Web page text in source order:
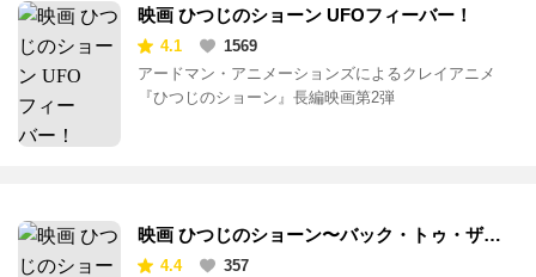
映画 ひつじのショーン UFOフィーバー！
4.1
1569
アードマン・アニメーションズによるクレイアニメ
『ひつじのショーン』長編映画第2弾
映画 ひつじのショーン〜バック・トゥ・ザ・
ホーム〜
4.4 357